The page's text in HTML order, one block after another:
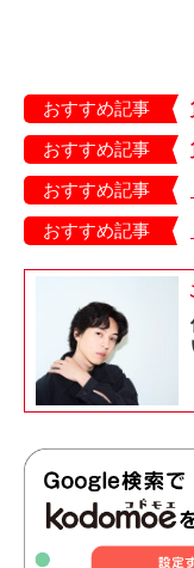
おすすめ記事
おすすめ記事
おすすめ記事
おすすめ記事